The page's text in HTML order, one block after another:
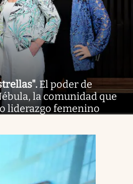
. El poder de
la comunidad que
liderazgo femenino